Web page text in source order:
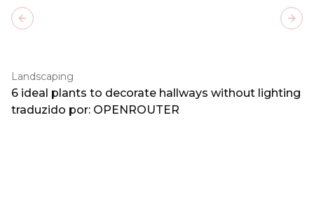
Landscaping
6 ideal plants to decorate hallways without lighting
traduzido por: OPENROUTER
Previous slide